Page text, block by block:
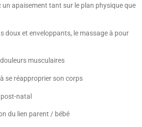
un apaisement tant sur le plan physique que
doux et enveloppants, le massage à pour
musculaires
se réapproprier son corps
natal
du lien parent / bébé